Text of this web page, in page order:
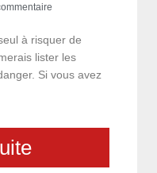
à risquer de
lister les
Si vous avez